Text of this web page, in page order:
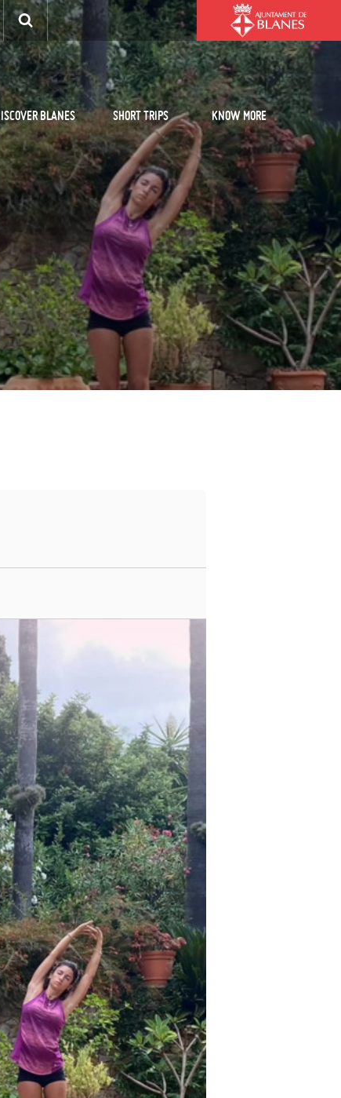
BLANES SHORT TRIPS KNOW MORE